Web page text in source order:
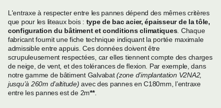
L'entraxe à respecter entre les pannes dépend des mêmes critères
que pour les liteaux bois : type de bac acier, épaisseur de la tôle,
configuration du bâtiment et conditions climatiques. Chaque
fabricant fournit une fiche technique indiquant la portée maximale
admissible entre appuis. Ces données doivent être
scrupuleusement respectées, car elles tiennent compte des charges
de neige, de vent, et des tolérances de flexion. Par exemple, dans
notre gamme de bâtiment Galvabat(zone d’implantation V2NA2,
jusqu’à 260m d’altitude) avec des pannes en C180mm, l’entraxe
entre les pannes est de 2m**.